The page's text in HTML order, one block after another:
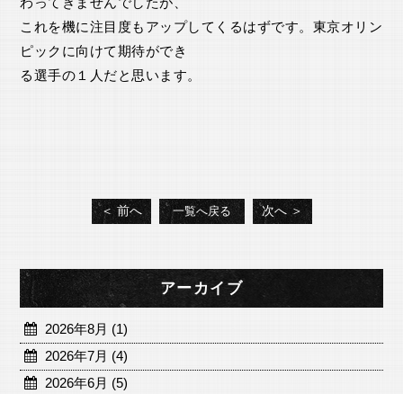
これを機に注目度もアップしてくるはずです。東京オリン
ピックに向けて期待ができ
る選手の１人だと思います。
＜ 前へ 一覧へ戻る 次へ ＞
アーカイブ
2026年8月 (1)
2026年7月 (4)
2026年6月 (5)